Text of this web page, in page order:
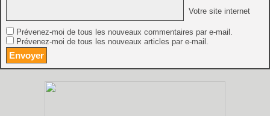
Votre site internet
Prévenez-moi de tous les nouveaux commentaires par e-mail.
Prévenez-moi de tous les nouveaux articles par e-mail.